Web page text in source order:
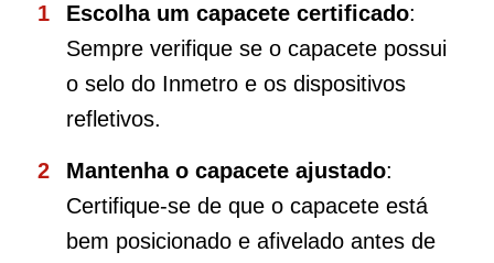
Escolha um capacete certificado:
Sempre verifique se o capacete possui
o selo do Inmetro e os dispositivos
refletivos.
Mantenha o capacete ajustado:
Certifique-se de que o capacete está
bem posicionado e afivelado antes de